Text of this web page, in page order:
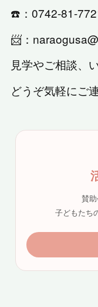
☎️：0742-81-
📨：
見学やご相談、
どうぞ気軽にご